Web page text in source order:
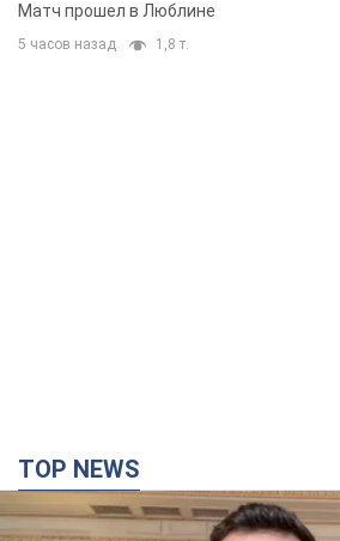
Матч прошел в Люблине
5 часов назад 1,8 т.
TOP NEWS